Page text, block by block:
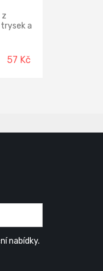
z
a
57 Kč
nabídky.